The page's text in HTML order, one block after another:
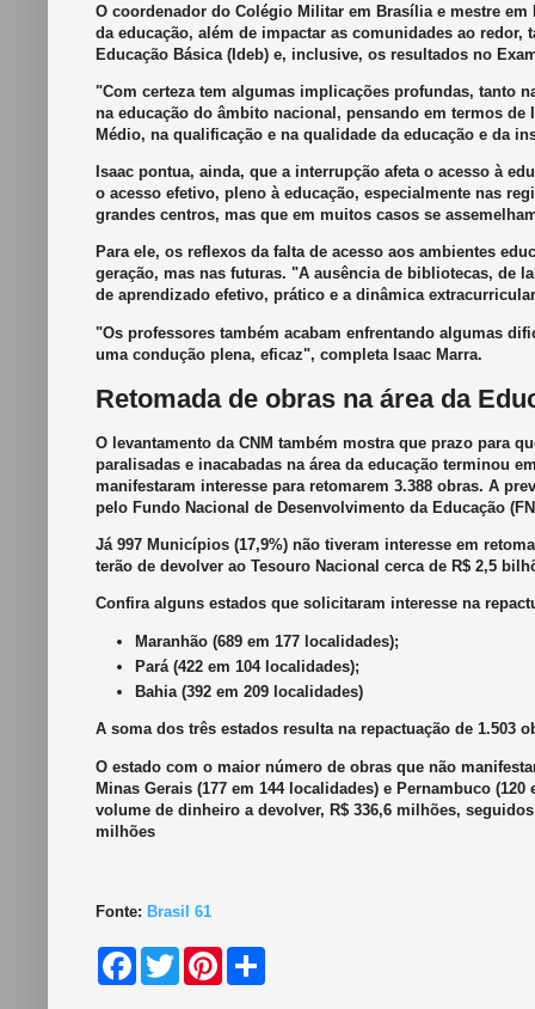
O coordenador do Colégio Militar em Brasília e mestre
da educação, além de impactar as comunidades ao
Educação Básica (Ideb) e, inclusive, os resultados no
"Com certeza tem algumas implicações profundas, tanto
na educação do âmbito nacional, pensando em termos
Médio, na qualificação e na qualidade da educação e da
Isaac pontua, ainda, que a interrupção afeta o acesso à
o acesso efetivo, pleno à educação, especialmente nas
grandes centros, mas que em muitos casos se
Para ele, os reflexos da falta de acesso aos ambientes
geração, mas nas futuras. "A ausência de bibliotecas, de
de aprendizado efetivo, prático e a dinâmica
"Os professores também acabam enfrentando algumas
uma condução plena, eficaz", completa Isaac Marra.
Retomada de obras na área da
O levantamento da CNM também mostra que prazo para
paralisadas e inacabadas na área da educação terminou
manifestaram interesse para retomarem 3.388 obras. A
pelo Fundo Nacional de Desenvolvimento da Educação
Já 997 Municípios (17,9%) não tiveram interesse em
terão de devolver ao Tesouro Nacional cerca de R$ 2,5
Confira alguns estados que solicitaram interesse na
Maranhão (689 em 177 localidades);
Pará (422 em 104 localidades);
Bahia (392 em 209 localidades)
A soma dos três estados resulta na repactuação de 1.503
O estado com o maior número de obras que não
Minas Gerais (177 em 144 localidades) e Pernambuco
volume de dinheiro a devolver, R$ 336,6 milhões,
milhões
Fonte: Brasil 61
F
T
w
P